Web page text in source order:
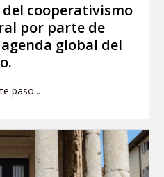
cooperativismo
por parte de
global del
paso...